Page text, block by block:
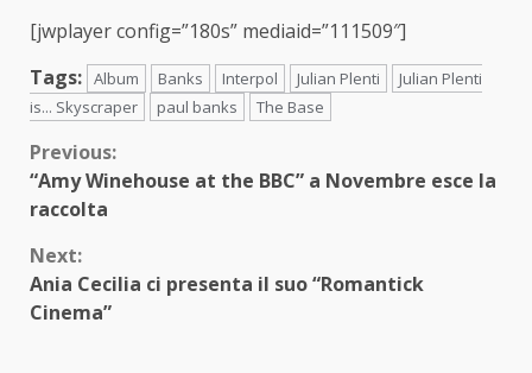
[jwplayer config=”180s” mediaid=”111509″]
Tags: Album Banks Interpol Julian Plenti
Julian Plenti
is... Skyscraper
paul banks The Base
Continue
Reading
Previous:
“Amy Winehouse at the BBC” a Novembre esce la
raccolta
Next:
Ania Cecilia ci presenta il suo “Romantick
Cinema”